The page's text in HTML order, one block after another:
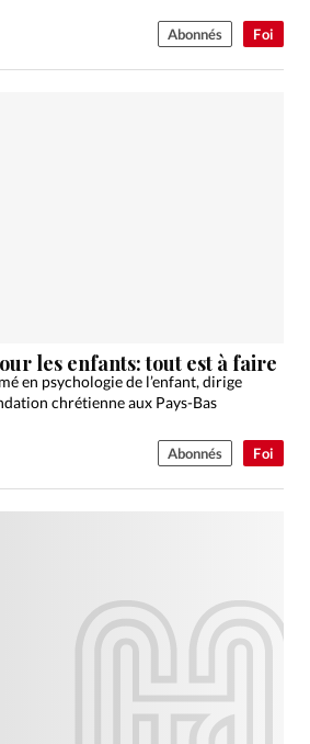
Foi
Abonnés
Foi
les enfants: tout est à faire
en psychologie de l’enfant, dirige
chrétienne aux Pays-Bas
Abonnés